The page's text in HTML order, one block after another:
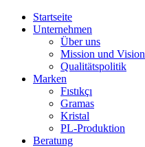
Startseite
Unternehmen
Über uns
Mission und Vision
Qualitätspolitik
Marken
Fıstıkçı
Gramas
Kristal
PL-Produktion
Beratung